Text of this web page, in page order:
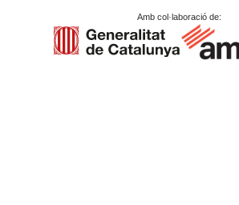
Amb col·laboració de: